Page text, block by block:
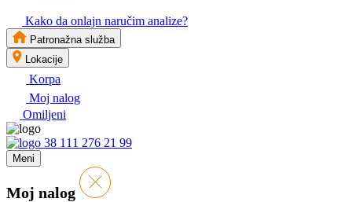
Kako da onlajn naručim analize?
Patronažna služba
Lokacije
Korpa
Moj nalog
Omiljeni
38 111 276 21 99
Meni
Moj nalog